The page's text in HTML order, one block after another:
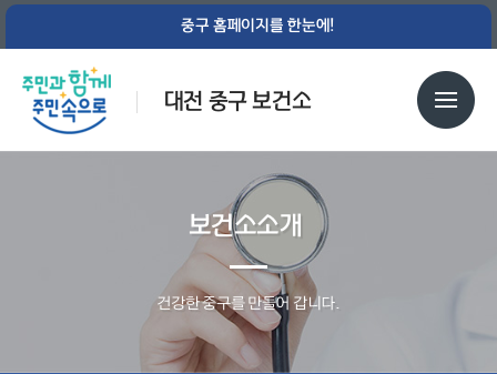
중구 홈페이지를 한눈에!
대전 중구 보건소
보건소소개
건강한 중구를 만들어 갑니다.